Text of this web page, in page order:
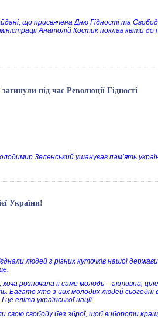
що присвячена Дню Гідності та
Анатолій Костик поклав квіти
під час Революції Гідності
Зеленський ушанував пам’ять
України!
людей з різних куточків нашої
хоча розпочала її саме молодь – активна,
Багато хто з цих молодих людей сьогодні
еліта української нації.
свою свободу без зброї, щоб вибороти